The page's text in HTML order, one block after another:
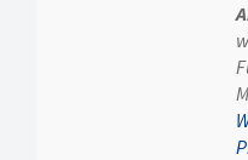
Wärmebrückenassistent
unterstützt die Eingabe
Abhängigkeit des
Verfahrens. Die